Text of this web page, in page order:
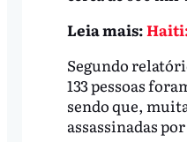
Leia mais:
Segundo
133 pessoas
sendo que,
assassinadas